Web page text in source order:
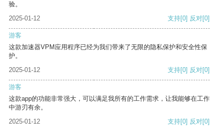
验。
2025-01-12
支持[0] 反对[0]
游客
这款加速器VPM应用程序已经为我们带来了无限的隐私保护和安全性保
护。
2025-01-12
支持[0] 反对[0]
游客
这款app的功能非常强大，可以满足我所有的工作需求，让我能够在工作
中游刃有余。
2025-01-12
支持[0] 反对[0]